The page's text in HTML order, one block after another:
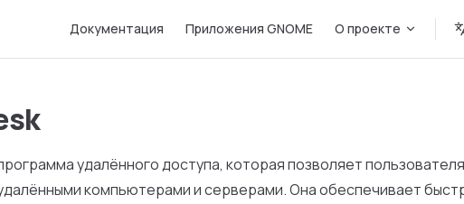
Документация Приложения GNOME О проекте
удалённого доступа, которая позволяет
компьютерами и серверами. Она обеспечивает